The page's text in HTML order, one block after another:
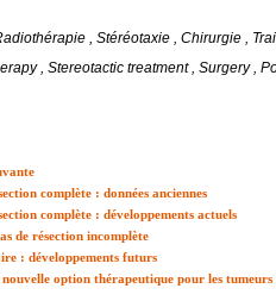
, Stéréotaxie , Chirurgie ,
, Stereotactic treatment , Surgery ,
complète : données anciennes
complète : développements actuels
de résection incomplète
: développements futurs
option thérapeutique pour les tumeurs